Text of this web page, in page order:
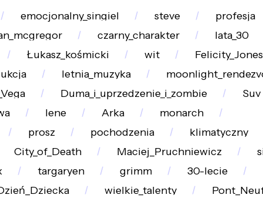
emocjonalny_singiel steve
profesja
czarny_charakter
lata_30
Łukasz_kośmicki
wit
Felicity_Jones
letnia_muzyka
Duma_i_uprzedzenie_i_zombie
Suv
lene Arka
monarch
prosz
pochodzenia
klimatyczny
City_of_Death
Maciej_Pruchniewicz
targaryen grimm
30-lecie
wielkie_talenty